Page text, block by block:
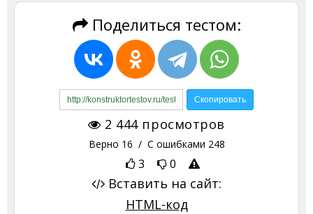
Поделиться тестом:
2 444просмотров
Верно 16 / С ошибками 248
3 0
Вставить на сайт:
HTML-код